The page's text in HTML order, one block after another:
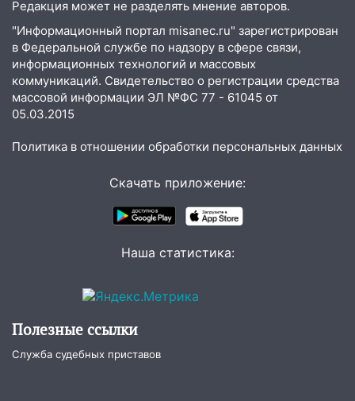
следствия Российской Федерации
19:30 Ульяновцев приглашают
поддержать «Симбирскую чебурашку»
на фестивале «ФормАРТ»
18:11 Ульяновская область стала
«Культурное долголетие»
области на 8 августа
В реанимацию Ульяновской
новых аппаратов ИВЛ
ремонтируют дороги, ставят остановки
16:35 В Ульяновске установили ещё
девять бункеров для крупногабаритного
Редакция может не разделять мнение авторов.
"Информационный портал misanec.ru" зарегистрирован
в Федеральной службе по надзору в сфере связи,
информационных технологий и массовых
коммуникаций. Свидетельство о регистрации средства
массовой информации ЭЛ №ФС 77 - 61045 от
05.03.2015
Политика в отношении обработки персональных данных
Скачать приложение:
Наша статистика:
Полезные ссылки
Служба судебных приставов